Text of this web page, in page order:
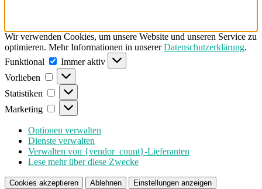
Wir verwenden Cookies, um unsere Website und unseren Service zu
optimieren. Mehr Informationen in unsererDatenschutzerklärung.
Funktional
Funktional
Immer aktiv
Vorlieben
Vorlieben
Statistiken Statistiken
Marketing Marketing
Optionen verwalten
Dienste verwalten
Verwalten von {vendor_count}-Lieferanten
Lese mehr über diese Zwecke
Cookies akzeptieren Ablehnen
Einstellungen anzeigen